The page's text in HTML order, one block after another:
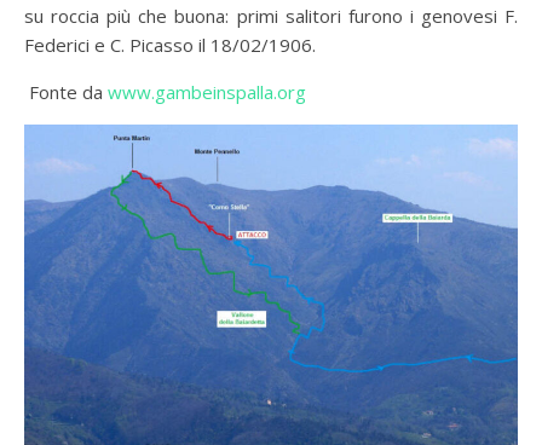
su roccia più che buona: primi salitori furono i genovesi F.
Federici e C. Picasso il 18/02/1906.
Fonte da www.gambeinspalla.org